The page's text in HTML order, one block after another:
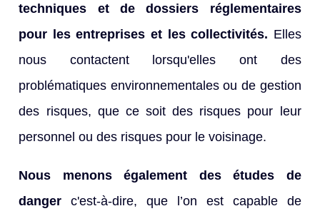
techniques et de dossiers réglementaires
pour les entreprises et les collectivités. Elles
nous contactent lorsqu'elles ont des
problématiques environnementales ou de gestion
des risques, que ce soit des risques pour leur
personnel ou des risques pour le voisinage.
Nous menons également des études de
dangerc'est-à-dire, que l’on est capable de